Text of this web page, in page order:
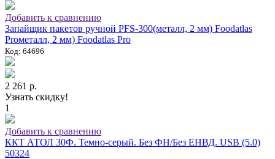
Добавить к сравнению
Запайщик пакетов ручной PFS-300(металл, 2 мм) Foodatlas
Proметалл, 2 мм) Foodatlas Pro
Код: 64696
2 261 р.
Узнать скидку!
1
Добавить к сравнению
ККТ АТОЛ 30Ф. Темно-серый. Без ФН/Без ЕНВД. USB (5.0)
50324